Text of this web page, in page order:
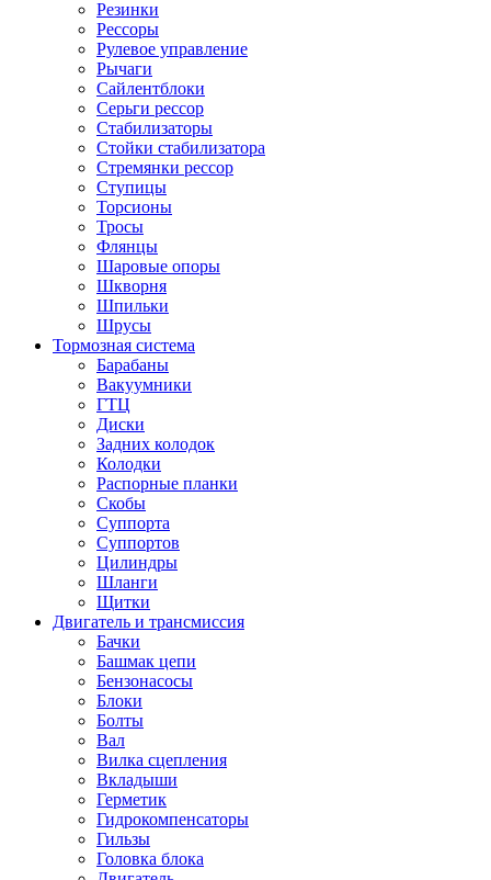
Резинки
Рессоры
Рулевое управление
Рычаги
Сайлентблоки
Серьги рессор
Стабилизаторы
Стойки стабилизатора
Стремянки рессор
Ступицы
Торсионы
Тросы
Флянцы
Шаровые опоры
Шкворня
Шпильки
Шрусы
Тормозная система
Барабаны
Вакуумники
ГТЦ
Диски
Задних колодок
Колодки
Распорные планки
Скобы
Суппорта
Суппортов
Цилиндры
Шланги
Щитки
Двигатель и трансмиссия
Бачки
Башмак цепи
Бензонасосы
Блоки
Болты
Вал
Вилка сцепления
Вкладыши
Герметик
Гидрокомпенсаторы
Гильзы
Головка блока